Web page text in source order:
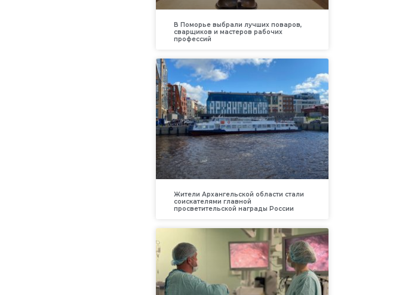
В Поморье выбрали лучших поваров,
сварщиков и мастеров рабочих
профессий
Жители Архангельской области стали
соискателями главной
просветительской награды России